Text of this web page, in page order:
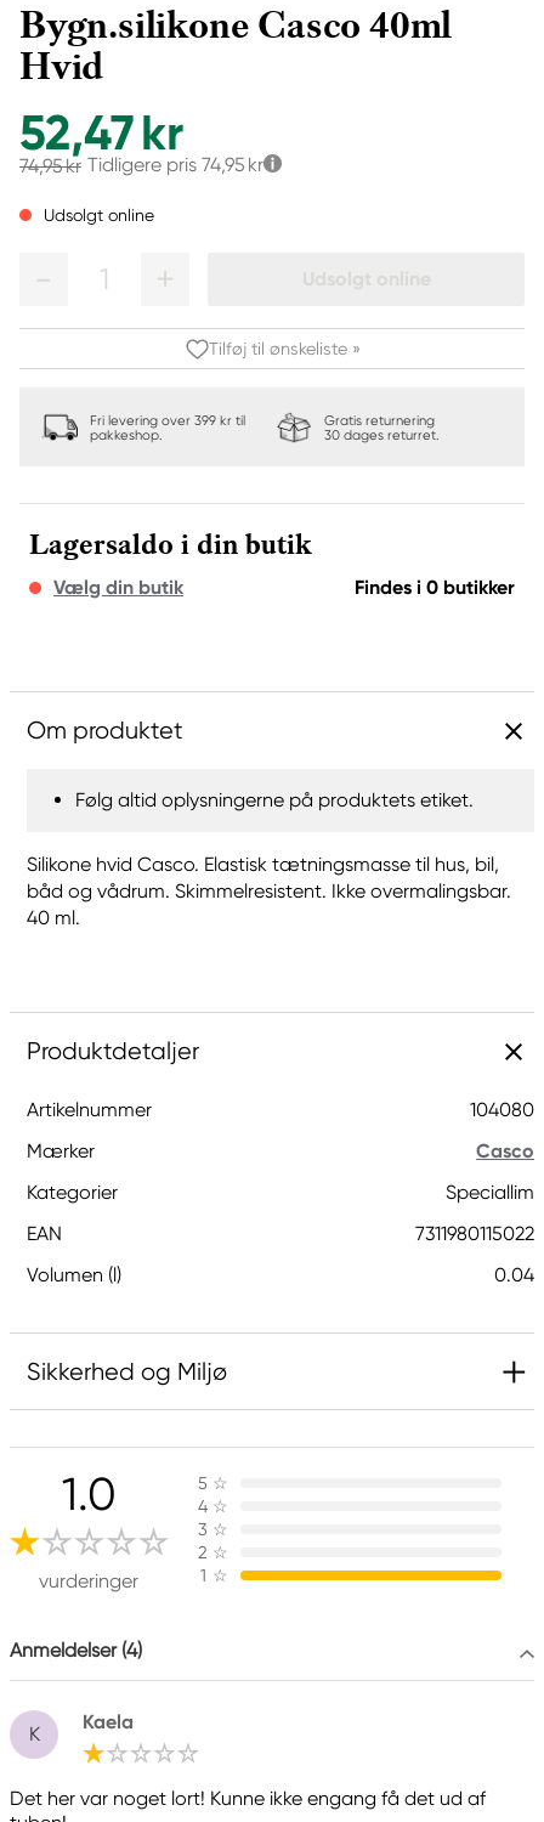
Bygn.silikone Casco 40ml
Hvid
52,47 kr
74,95 kr Tidligere pris 74,95 kr
Udsolgt online
1 Udsolgt online
Tilføj til ønskeliste »
Fri levering over 399 kr til
pakkeshop.
Gratis returnering
30 dages returret.
Lagersaldo i din butik
Vælg din butik Findes i 0 butikker
Om produktet
Følg altid oplysningerne på produktets etiket.
Silikone hvid Casco. Elastisk tætningsmasse til hus, bil,
båd og vådrum. Skimmelresistent. Ikke overmalingsbar.
40 ml.
Produktdetaljer
Artikelnummer
104080
Mærker
Casco
Kategorier
Speciallim
EAN
7311980115022
Volumen (l)
0.04
Sikkerhed og Miljø
Indeholder 3-aminopropyltriethoxysilan. Kan
udløse allergisk reaktion.
Ansvarlig EU
Casco
Domnarvsgatan 15
163 53 Spånga Box 8061, Sweden
+46 (0)8 621 89 00
1.0
vurderinger
5 ☆
4 ☆
3 ☆
2 ☆
1 ☆
Anmeldelser (4)
K
Kaela
Det her var noget lort! Kunne ikke engang få det ud af